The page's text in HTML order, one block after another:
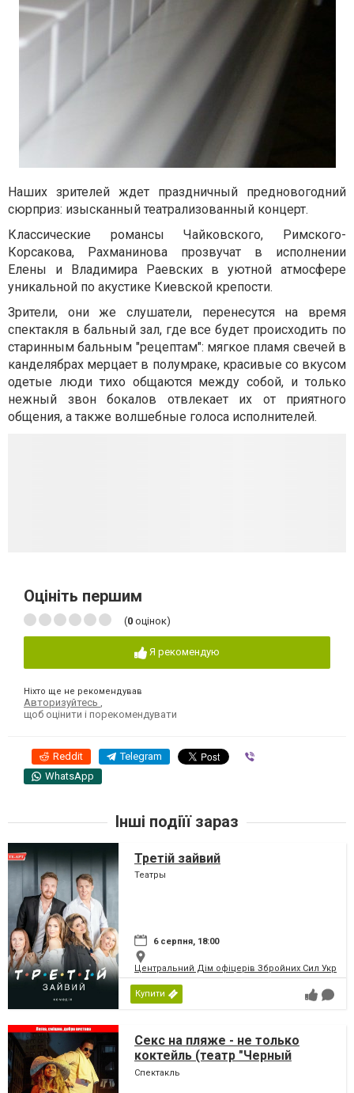
Наших зрителей ждет праздничный предновогодний
сюрприз: изысканный театрализованный концерт.
Классические романсы Чайковского, Римского-
Корсакова, Рахманинова прозвучат в исполнении
Елены и Владимира Раевских в уютной атмосфере
уникальной по акустике Киевской крепости.
Зрители, они же слушатели, перенесутся на время
спектакля в бальный зал, где все будет происходить по
старинным бальным "рецептам": мягкое пламя свечей в
канделябрах мерцает в полумраке, красивые со вкусом
одетые люди тихо общаются между собой, и только
нежный звон бокалов отвлекает их от приятного
общения, а также волшебные голоса исполнителей.
Оцініть першим
(0 оцінок)
Я рекомендую
Ніхто ще не рекомендував
Авторизуйтесь
щоб оцінити і порекомендувати
Reddit Telegram
WhatsApp
Інші подіїї зараз
Третій зайвий
Театры
6 серпня, 18:00
Центральний Дім офіцерів Збройних Сил
Купити
Секс на пляже - не только
коктейль (театр "Черный
Квадрат")
Спектакль